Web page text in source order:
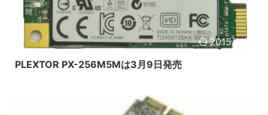
2015/1/18
PLEXTOR PX-256M5Mは3月9日発売